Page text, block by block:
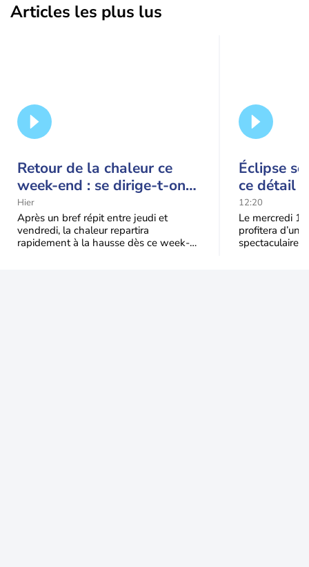
Articles les plus lus
Retour de la chaleur ce
week-end : se dirige-t-on
vers une cinquième vague
de chaleur en France ?
Hier
Après un bref répit entre jeudi et
vendredi, la chaleur repartira
rapidement à la hausse dès ce week-
Éclipse
ce détail
spectacle
12:20
Le mercredi
profitera
spectaculaire,